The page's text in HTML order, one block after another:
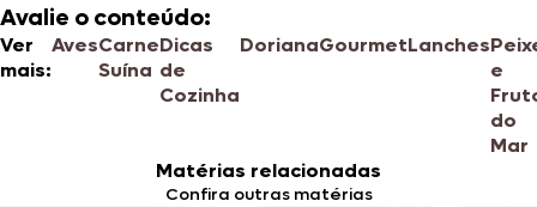
Avalie o conteúdo:
Ver
mais:
AvesCarne
Suína
Dicas
de
Cozinha
DorianaGourmetLanches
e
do
Mar
Matérias relacionadas
Confira outras matérias